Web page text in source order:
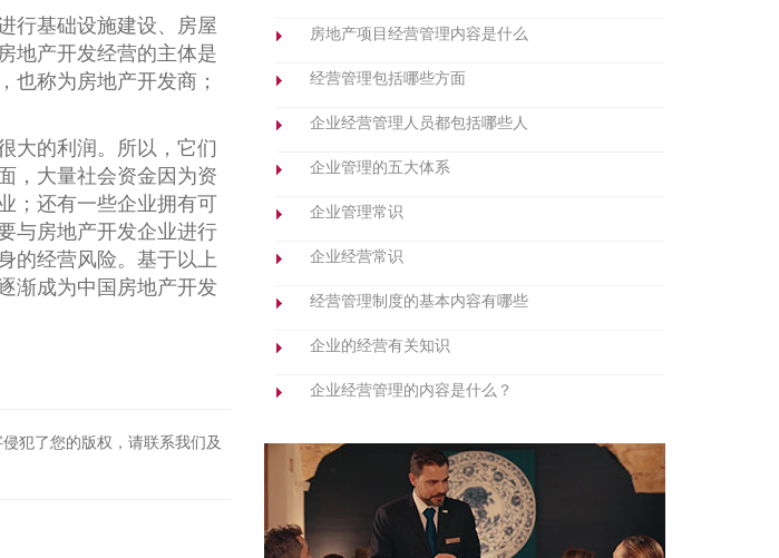
行基础设施建设、房屋
地产开发经营的主体是
也称为房地产开发商；
大的利润。所以，它们
，大量社会资金因为资
；还有一些企业拥有可
与房地产开发企业进行
的经营风险。基于以上
渐成为中国房地产开发
犯了您的版权，请联系我们及
房地产项目经营管理内容是什么
经营管理包括哪些方面
企业经营管理人员都包括哪些人
企业管理的五大体系
企业管理常识
企业经营常识
经营管理制度的基本内容有哪些
企业的经营有关知识
企业经营管理的内容是什么？